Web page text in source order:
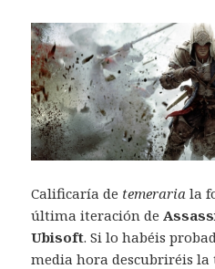
Calificaría de temerariala
última iteración de
Ubisoft. Si lo habéis
media hora descubriréis la